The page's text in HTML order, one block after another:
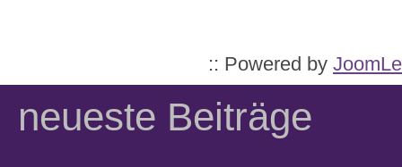
:: Powered by
neueste Beiträge